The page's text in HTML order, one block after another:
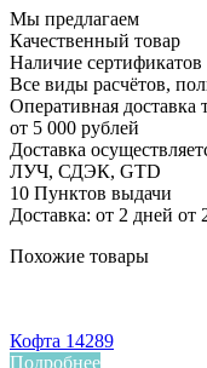
Мы предлагаем
Качественный товар
Наличие сертификатов
Все виды расчётов,
Оперативная
от 5 000 рублей
Доставка
ЛУЧ, СДЭК, GTD
10 Пунктов выдачи
Доставка: от 2 дней от
Похожие товары
Кофта 14289
Подробнее